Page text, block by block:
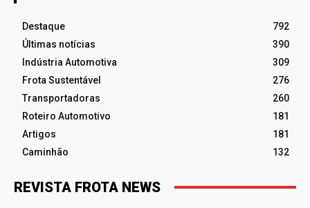
Destaque
792
Últimas notícias
390
Indústria Automotiva
309
Frota Sustentável
276
Transportadoras
260
Roteiro Automotivo
181
Artigos
181
Caminhão
132
REVISTA FROTA NEWS